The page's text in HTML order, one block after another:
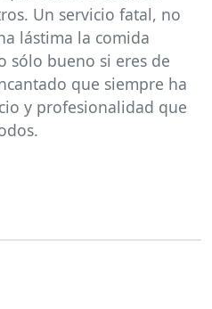
Un servicio fatal, no
lástima la comida
sólo bueno si eres de
que siempre ha
y profesionalidad que